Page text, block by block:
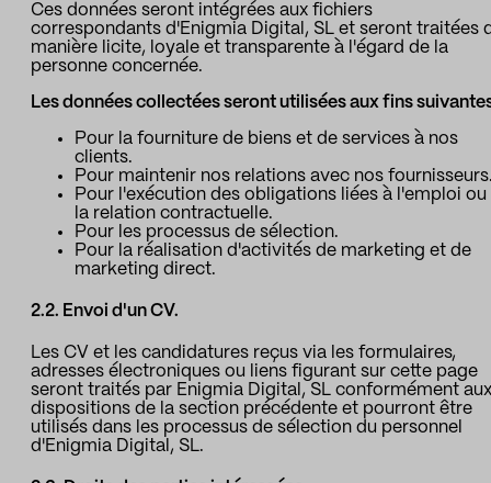
Ces données seront intégrées aux fichiers
correspondants d'Enigmia Digital, SL et seront traitées
manière licite, loyale et transparente à l'égard de la
personne concernée.
Les données collectées seront utilisées aux fins
Pour la fourniture de biens et de services à nos
clients.
Pour maintenir nos relations avec nos
Pour l'exécution des obligations liées à l'emploi ou
la relation contractuelle.
Pour les processus de sélection.
Pour la réalisation d'activités de marketing et de
marketing direct.
2.2. Envoi d'un CV.
Les CV et les candidatures reçus via les formulaires,
adresses électroniques ou liens figurant sur cette page
seront traités par Enigmia Digital, SL conformément aux
dispositions de la section précédente et pourront être
utilisés dans les processus de sélection du personnel
d'Enigmia Digital, SL.